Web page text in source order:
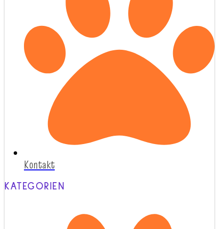
Kontakt
KATEGORIEN